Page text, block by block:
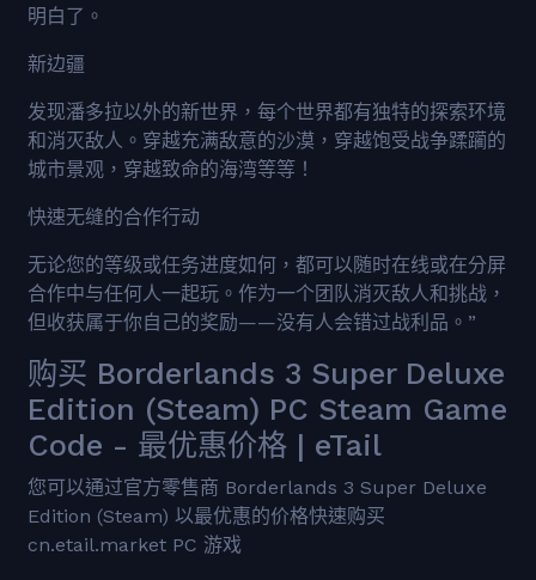
明白了。
新边疆
发现潘多拉以外​​的新世界，每个世界都有独特的探索环境
和消灭敌人。穿越充满敌意的沙漠，穿越饱受战争蹂躏的
城市景观，穿越致命的海湾等等！
快速无缝的合作行动
无论您的等级或任务进度如何，都可以随时在线或在分屏
合作中与任何人一起玩。作为一个团队消灭敌人和挑战，
但收获属于你自己的奖励——没有人会错过战利品。”
购买 Borderlands 3 Super Deluxe
Edition (Steam) PC Steam Game
Code - 最优惠价格 | eTail
您可以通过官方零售商 Borderlands 3 Super Deluxe
Edition (Steam) 以最优惠的价格快速购买
cn.etail.market PC 游戏